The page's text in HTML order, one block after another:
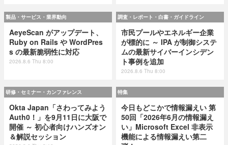
製品・サービス・業界動向
AeyeScan がアップデート、
Ruby on Rails や WordPres
s の最新脆弱性に対応
2026.8.6 Thu 8:00
調査・レポート・白書・ガイドライン
市民プールやエネルギー企業
が標的に ～ IPA が制御システ
ムの最新サイバーインシデン
ト事例を追加
2026.8.6 Thu 8:00
研修・セミナー・カンファレンス
Okta Japan「さわってみよう
Auth0！」を9月11日に大阪で
開催 ～ 初心者向けハンズオン
＆解説セッション
特集
今日もどこかで情報漏えい 第
50回「2026年6月の情報漏え
い」Microsoft Excel 非表示
機能による情報漏えい第二